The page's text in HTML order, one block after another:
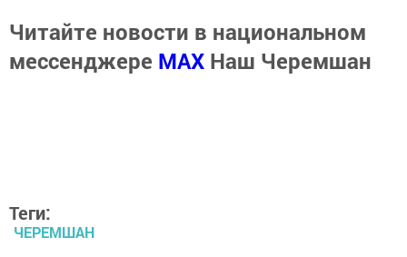
Читайте новости в национальном
мессенджере MАХ Наш Черемшан
Теги:
ЧЕРЕМШАН